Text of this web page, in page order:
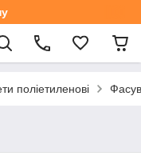
поліетиленові